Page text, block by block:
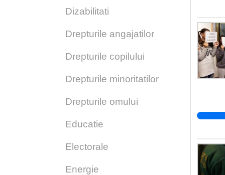
Dizabilitati
Drepturile angajatilor
Drepturile copilului
Drepturile minoritatilor
Drepturile omului
Educatie
Electorale
Energie